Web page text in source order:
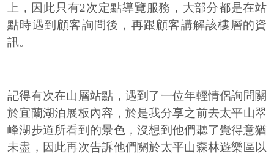
上，因此只有2次定點導覽服務，大部分都是在站
點時遇到顧客詢問後，再跟顧客講解該樓層的資
訊。
記得有次在山層站點，遇到了一位年輕情侶詢問關
於宜蘭湖泊展板內容，於是我分享之前去太平山翠
峰湖步道所看到的景色，沒想到他們聽了覺得意猶
未盡，因此再次告訴他們關於太平山森林遊樂區以